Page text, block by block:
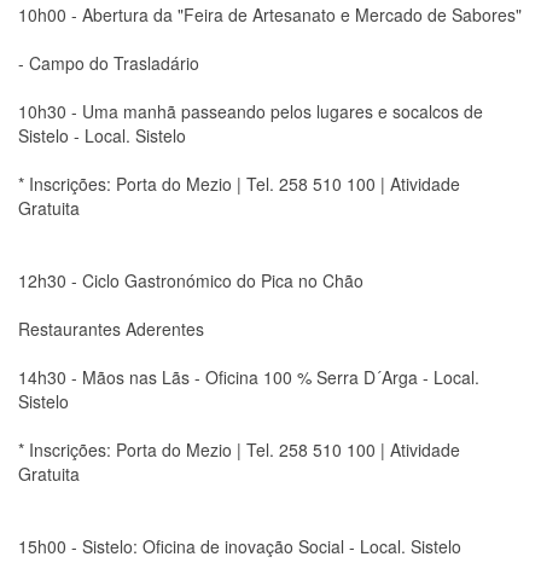
10h00 - Abertura da "Feira de Artesanato e Mercado de Sabores"
- Campo do Trasladário
10h30 - Uma manhã passeando pelos lugares e socalcos de
Sistelo - Local. Sistelo
* Inscrições: Porta do Mezio | Tel. 258 510 100 | Atividade
Gratuita
12h30 - Ciclo Gastronómico do Pica no Chão
Restaurantes Aderentes
14h30 - Mãos nas Lãs - Oficina 100 % Serra D´Arga - Local.
Sistelo
* Inscrições: Porta do Mezio | Tel. 258 510 100 | Atividade
Gratuita
15h00 - Sistelo: Oficina de inovação Social - Local. Sistelo